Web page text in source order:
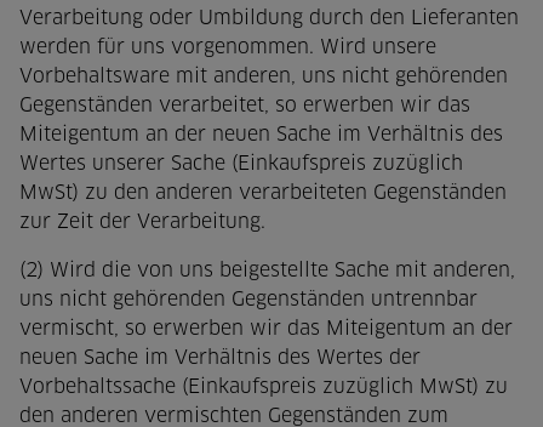
Verarbeitung oder Umbildung durch den Lieferanten
werden für uns vorgenommen. Wird unsere
Vorbehaltsware mit anderen, uns nicht gehörenden
Gegenständen verarbeitet, so erwerben wir das
Miteigentum an der neuen Sache im Verhältnis des
Wertes unserer Sache (Einkaufspreis zuzüglich
MwSt) zu den anderen verarbeiteten Gegenständen
zur Zeit der Verarbeitung.
(2) Wird die von uns beigestellte Sache mit anderen,
uns nicht gehörenden Gegenständen untrennbar
vermischt, so erwerben wir das Miteigentum an der
neuen Sache im Verhältnis des Wertes der
Vorbehaltssache (Einkaufspreis zuzüglich MwSt) zu
den anderen vermischten Gegenständen zum